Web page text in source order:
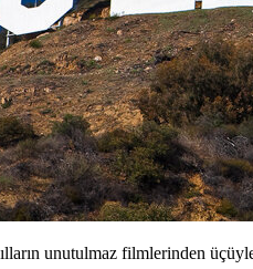
unutulmaz filmlerinden